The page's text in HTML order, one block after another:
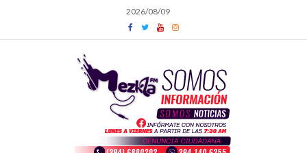
content
2026/08/09